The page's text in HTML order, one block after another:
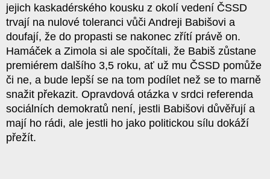
jejich kaskadérského kousku z okolí vedení ČSSD
trvají na nulové toleranci vůči Andreji Babišovi a
doufají, že do propasti se nakonec zřítí právě on.
Hamáček a Zimola si ale spočítali, že Babiš zůstane
premiérem dalšího 3,5 roku, ať už mu ČSSD pomůže
či ne, a bude lepší se na tom podílet než se to marně
snažit překazit. Opravdová otázka v srdci referenda
sociálních demokratů není, jestli Babišovi důvěřují a
mají ho rádi, ale jestli ho jako politickou sílu dokáží
přežít.